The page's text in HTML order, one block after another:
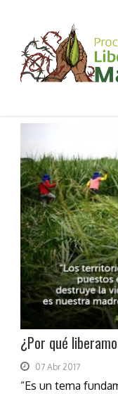
¿Por qué
07 Abr 2017
“Es un tema